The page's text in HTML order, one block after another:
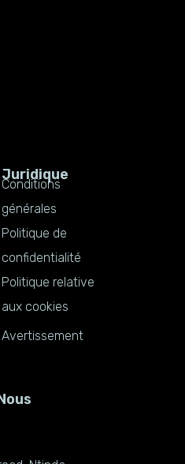
Juridique
Conditions
générales
Politique de
confidentialité
Politique relative
aux cookies
Avertissement